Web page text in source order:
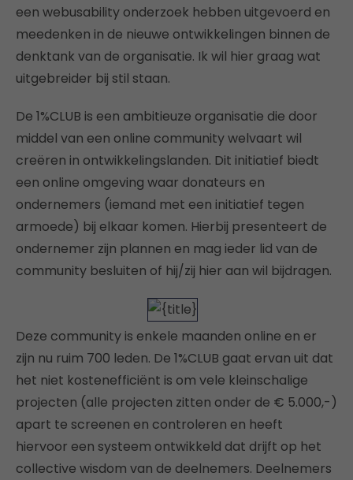
een webusability onderzoek hebben uitgevoerd en
meedenken in de nieuwe ontwikkelingen binnen de
denktank van de organisatie. Ik wil hier graag wat
uitgebreider bij stil staan.
De 1%CLUB is een ambitieuze organisatie die door
middel van een online community welvaart wil
creëren in ontwikkelingslanden. Dit initiatief biedt
een online omgeving waar donateurs en
ondernemers (iemand met een initiatief tegen
armoede) bij elkaar komen. Hierbij presenteert de
ondernemer zijn plannen en mag ieder lid van de
community besluiten of hij/zij hier aan wil bijdragen.
Deze community is enkele maanden online en er
zijn nu ruim 700 leden. De 1%CLUB gaat ervan uit dat
het niet kostenefficiënt is om vele kleinschalige
projecten (alle projecten zitten onder de € 5.000,-)
apart te screenen en controleren en heeft
hiervoor een systeem ontwikkeld dat drijft op het
collective wisdom van de deelnemers. Deelnemers